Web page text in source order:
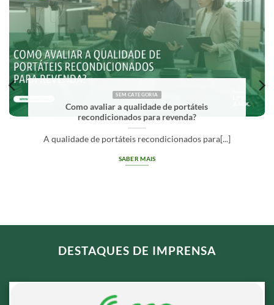
avaliar a qualidade de portáteis
para revenda?
de portáteis recondicionados para[...]
O que
DESTAQUES DE IMPRENSA